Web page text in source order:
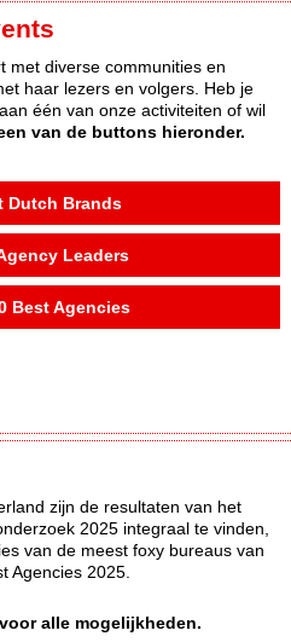
met diverse communities en
haar lezers en volgers. Heb je
één van onze activiteiten of wil
van de buttons hieronder.
Dutch Brands
Leaders
Best Agencies
zijn de resultaten van het
2025 integraal te vinden,
van de meest foxy bureaus van
Agencies 2025.
voor alle mogelijkheden.